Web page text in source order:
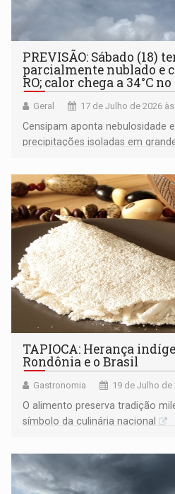
PREVISÃO: Sábado (18)
parcialmente nublado e
RO; calor chega a 34°C
Geral 17 de Julho de 2026
Censipam aponta nebulosidade
precipitações isoladas em
TAPIOCA: Herança
Rondônia e o Brasil
Gastronomia 19 de Julho de
O alimento preserva tradição
símbolo da culinária nacional